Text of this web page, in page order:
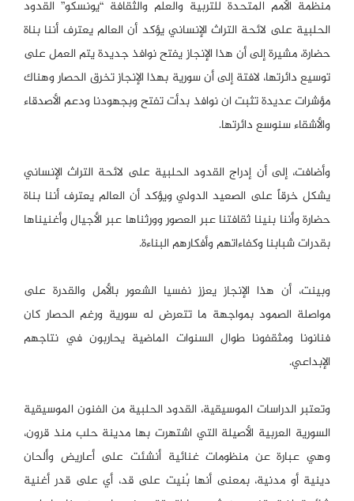
منظمة الأمم المتحدة للتربية والعلم والثقافة “يونسكو” القدود
الحلبية على لائحة التراث الإنساني يؤكد أن العالم يعترف أننا بناة
حضارة، مشيرة إلى أن هذا الإنجاز يفتح نوافذ جديدة يتم العمل على
توسيع دائرتها، لافتة إلى أن سورية بهذا الإنجاز تخرق الحصار وهناك
مؤشرات عديدة تثبت ان نوافذ بدأت تفتح وبجهودنا ودعم الأصدقاء
والأشقاء سنوسع دائرتها.
وأضافت، إلى أن إدراج القدود الحلبية على لائحة التراث الإنساني
يشكل خرقاً على الصعيد الدولي ويؤكد أن العالم يعترف أننا بناة
حضارة وأننا بنينا ثقافتنا عبر العصور وورثناها عبر الأجيال وأغنيناها
بقدرات شبابنا وكفاءاتهم وأفكارهم البناءة.
وبينت، أن هذا الإنجاز يعزز نفسيا الشعور بالأمل والقدرة على
مواصلة الصمود بمواجهة ما تتعرض له سورية ورغم الحصار كان
فنانونا ومثقفونا طوال السنوات الماضية يحاربون في نتاجهم
الإبداعي.
وتعتبر الدراسات الموسيقية، القدود الحلبية من الفنون الموسيقية
السورية العربية الأصيلة التي اشتهرت بها مدينة حلب منذ قرون،
وهي عبارة عن منظومات غنائية أنشئت على أعاريض وألحان
دينية أو مدنية، بمعنى أنها بُنيت على قد، أي على قدر أغنية